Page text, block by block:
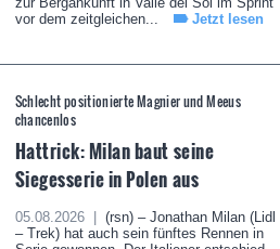
vor dem zeitgleichen...
Jetzt lesen
Schlecht positionierte Magnier und Meeus
chancenlos
Hattrick: Milan baut seine
Siegesserie in Polen aus
05.08.2026 |
(rsn) – Jonathan Milan (Lidl
– Trek) hat auch sein fünftes Rennen in